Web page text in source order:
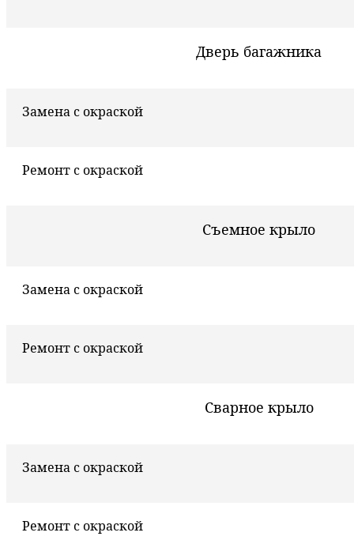
Дверь багажника
Замена с окраской
Ремонт с окраской
Съемное крыло
Замена с окраской
Ремонт с окраской
Сварное крыло
Замена с окраской
Ремонт с окраской